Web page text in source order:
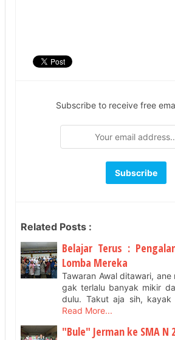
Subscribe to receive free
Related Posts :
Belajar Terus :
Lomba Mereka
Tawaran Awal ditawari, ane
gak terlalu banyak mikir
dulu. Takut aja sih,
Read More...
"Bule" Jerman ke SMA N